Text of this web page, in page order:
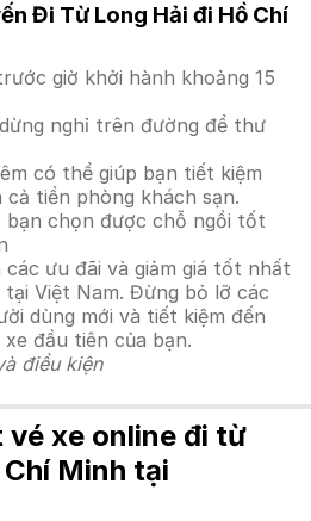
Đi Từ Long Hải đi Hồ Chí
giờ khởi hành khoảng 15
nghỉ trên đường để thư
có thể giúp bạn tiết kiệm
tiền phòng khách sạn.
bạn chọn được chỗ ngồi tốt
ưu đãi và giảm giá tốt nhất
Việt Nam. Đừng bỏ lỡ các
dùng mới và tiết kiệm đến
đầu tiên của bạn.
điều kiện
vé xe online đi từ
Minh tại